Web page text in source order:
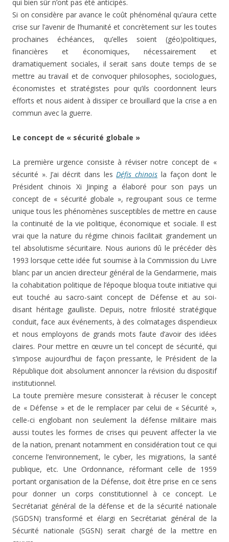
qui bien sûr n’ont pas été anticipés.
Si on considère par avance le coût phénoménal qu’aura cette
crise sur l’avenir de l’humanité et concrètement sur les toutes
prochaines échéances, qu’elles soient (géo)politiques,
financières et économiques, nécessairement et
dramatiquement sociales, il serait sans doute temps de se
mettre au travail et de convoquer philosophes, sociologues,
économistes et stratégistes pour qu’ils coordonnent leurs
efforts et nous aident à dissiper ce brouillard que la crise a en
commun avec la guerre.
Le concept de « sécurité globale »
La première urgence consiste à réviser notre concept de «
sécurité ». J’ai décrit dans lesDéfis chinois la façon dont le
Président chinois Xi Jinping a élaboré pour son pays un
concept de « sécurité globale », regroupant sous ce terme
unique tous les phénomènes susceptibles de mettre en cause
la continuité de la vie politique, économique et sociale. Il est
vrai que la nature du régime chinois facilitait grandement un
tel absolutisme sécuritaire. Nous aurions dû le précéder dès
1993 lorsque cette idée fut soumise à la Commission du Livre
blanc par un ancien directeur général de la Gendarmerie, mais
la cohabitation politique de l’époque bloqua toute initiative qui
eut touché au sacro-saint concept de Défense et au soi-
disant héritage gaulliste. Depuis, notre frilosité stratégique
conduit, face aux événements, à des colmatages dispendieux
et nous employons de grands mots faute d’avoir des idées
claires. Pour mettre en œuvre un tel concept de sécurité, qui
s’impose aujourd’hui de façon pressante, le Président de la
République doit absolument annoncer la révision du dispositif
institutionnel.
La toute première mesure consisterait à récuser le concept
de « Défense » et de le remplacer par celui de « Sécurité »,
celle-ci englobant non seulement la défense militaire mais
aussi toutes les formes de crises qui peuvent affecter la vie
de la nation, prenant notamment en considération tout ce qui
concerne l’environnement, le cyber, les migrations, la santé
publique, etc. Une Ordonnance, réformant celle de 1959
portant organisation de la Défense, doit être prise en ce sens
pour donner un corps constitutionnel à ce concept. Le
Secrétariat général de la défense et de la sécurité nationale
(SGDSN) transformé et élargi en Secrétariat général de la
Sécurité nationale (SGSN) serait chargé de la mettre en